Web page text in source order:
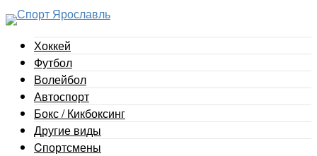
Хоккей
Футбол
Волейбол
Автоспорт
Бокс / Кикбоксинг
Другие виды
Cпортсмены